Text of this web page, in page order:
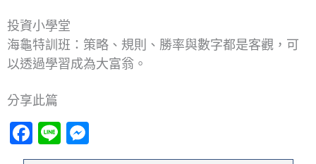
投資小學堂
海龜特訓班：策略、規則、勝率與數字都是客觀，可
以透過學習成為大富翁。
分享此篇
Facebook
Line